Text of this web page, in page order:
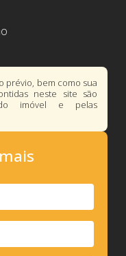
prévio, bem como sua
neste site são
imóvel e pelas